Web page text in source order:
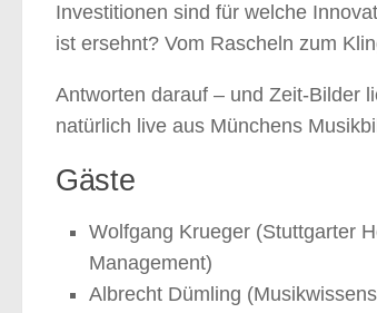
Investitionen sind für welche
ist ersehnt? Vom Rascheln zum
Antworten darauf – und Zeit-Bilder
natürlich live aus Münchens
Gäste
Wolfgang Krueger (Stuttgarter
Management)
Albrecht Dümling